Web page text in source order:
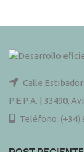
Calle
P.E.P.A. | 33490,
Teléfono: (+34)